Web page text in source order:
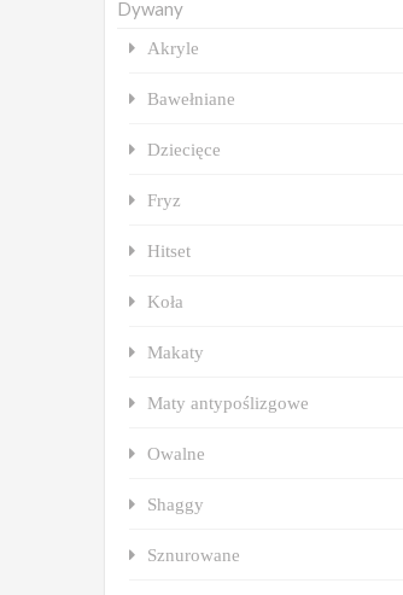
Dywany
Akryle
Bawełniane
Dziecięce
Fryz
Hitset
Koła
Makaty
Maty antypoślizgowe
Owalne
Shaggy
Sznurowane